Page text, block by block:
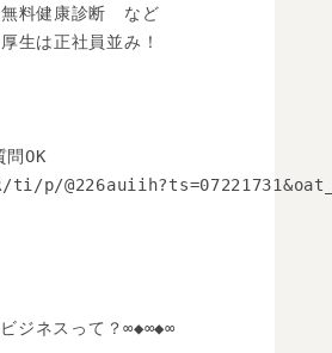
料健康診断　など
生は正社員並み！
問OK
p/
ジネスって？∞◆∞◆∞